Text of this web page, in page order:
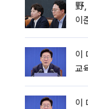
野,
이
이
교
이